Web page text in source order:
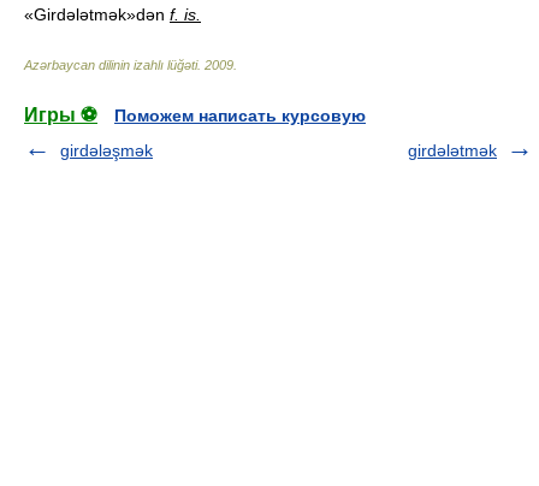
«Girdələtmək»dən f. is.
Azərbaycan dilinin izahlı lüğəti. 2009
Игры ⚽
Поможем написать курсовую
girdələşmək
girdələtmək